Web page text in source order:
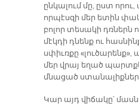
ընկալում մը, ըստ
որպէսզի մեր ետին
բոլոր տեսակի դռներն
մէկդի դնենք ու
սփիւռքը «լուծարենք»,
մեր վրայ եղած
մնացած
Կար այդ վիճակը՝